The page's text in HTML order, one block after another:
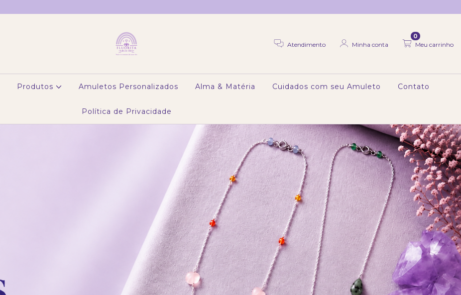
Atendimento Minha conta Meu carrinho
0
Produtos Amuletos Personalizados Alma & Matéria Cuidados com seu Amuleto Contato
Política de Privacidade